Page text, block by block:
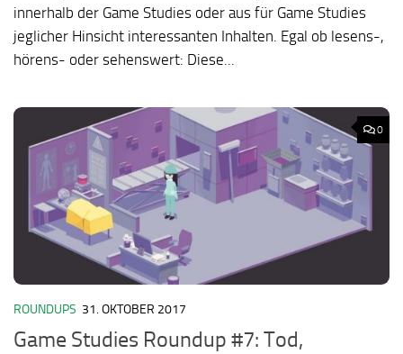
innerhalb der Game Studies oder aus für Game Studies
jeglicher Hinsicht interessanten Inhalten. Egal ob lesens-,
hörens- oder sehenswert: Diese...
0
ROUNDUPS 31. OKTOBER 2017
Game Studies Roundup #7: Tod,